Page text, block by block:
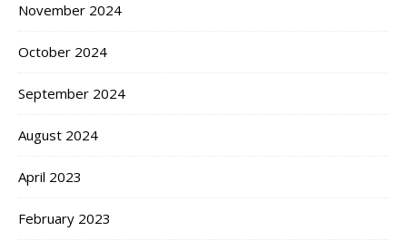
November 2024
October 2024
September 2024
August 2024
April 2023
February 2023